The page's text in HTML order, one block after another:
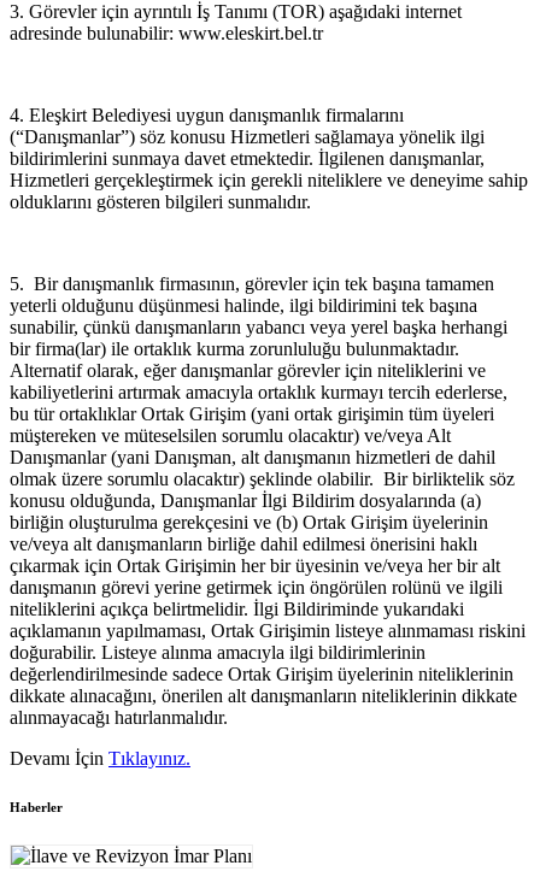
3. Görevler için ayrıntılı İş Tanımı (TOR) aşağıdaki internet
adresinde bulunabilir: www.eleskirt.bel.tr
4. Eleşkirt Belediyesi uygun danışmanlık firmalarını
(“Danışmanlar”) söz konusu Hizmetleri sağlamaya yönelik ilgi
bildirimlerini sunmaya davet etmektedir. İlgilenen danışmanlar,
Hizmetleri gerçekleştirmek için gerekli niteliklere ve deneyime sahip
olduklarını gösteren bilgileri sunmalıdır.
5. Bir danışmanlık firmasının, görevler için tek başına tamamen
yeterli olduğunu düşünmesi halinde, ilgi bildirimini tek başına
sunabilir, çünkü danışmanların yabancı veya yerel başka herhangi
bir firma(lar) ile ortaklık kurma zorunluluğu bulunmaktadır.
Alternatif olarak, eğer danışmanlar görevler için niteliklerini ve
kabiliyetlerini artırmak amacıyla ortaklık kurmayı tercih ederlerse,
bu tür ortaklıklar Ortak Girişim (yani ortak girişimin tüm üyeleri
müştereken ve müteselsilen sorumlu olacaktır) ve/veya Alt
Danışmanlar (yani Danışman, alt danışmanın hizmetleri de dahil
olmak üzere sorumlu olacaktır) şeklinde olabilir. Bir birliktelik söz
konusu olduğunda, Danışmanlar İlgi Bildirim dosyalarında (a)
birliğin oluşturulma gerekçesini ve (b) Ortak Girişim üyelerinin
ve/veya alt danışmanların birliğe dahil edilmesi önerisini haklı
çıkarmak için Ortak Girişimin her bir üyesinin ve/veya her bir alt
danışmanın görevi yerine getirmek için öngörülen rolünü ve ilgili
niteliklerini açıkça belirtmelidir. İlgi Bildiriminde yukarıdaki
açıklamanın yapılmaması, Ortak Girişimin listeye alınmaması riskini
doğurabilir. Listeye alınma amacıyla ilgi bildirimlerinin
değerlendirilmesinde sadece Ortak Girişim üyelerinin niteliklerinin
dikkate alınacağını, önerilen alt danışmanların niteliklerinin dikkate
alınmayacağı hatırlanmalıdır.
Devamı İçin Tıklayınız.
Haberler